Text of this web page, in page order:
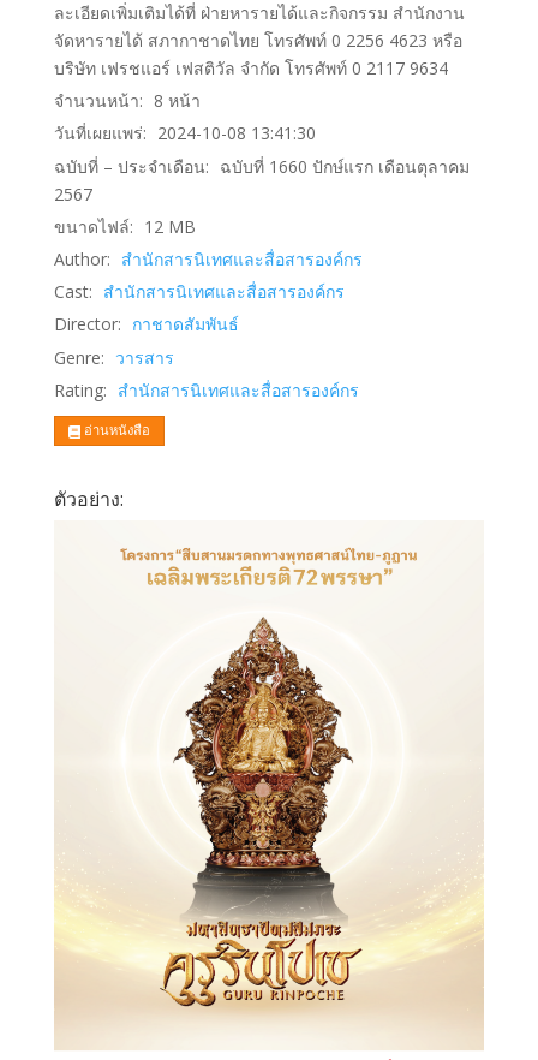
ละเอียดเพิ่มเติมได้ที่ ฝ่ายหารายได้และกิจกรรม สำนักงาน
จัดหารายได้ สภากาชาดไทย โทรศัพท์ 0 2256 4623 หรือ
บริษัท เฟรชแอร์ เฟสติวัล จำกัด โทรศัพท์ 0 2117 9634
จำนวนหน้า: 8 หน้า
วันที่เผยแพร่: 2024-10-08 13:41:30
ฉบับที่ – ประจำเดือน: ฉบับที่ 1660 ปักษ์แรก เดือนตุลาคม
2567
ขนาดไฟล์: 12 MB
Author: สำนักสารนิเทศและสื่อสารองค์กร
Cast: สำนักสารนิเทศและสื่อสารองค์กร
Director: กาชาดสัมพันธ์
Genre: วารสาร
Rating: สำนักสารนิเทศและสื่อสารองค์กร
อ่านหนังสือ
ตัวอย่าง: